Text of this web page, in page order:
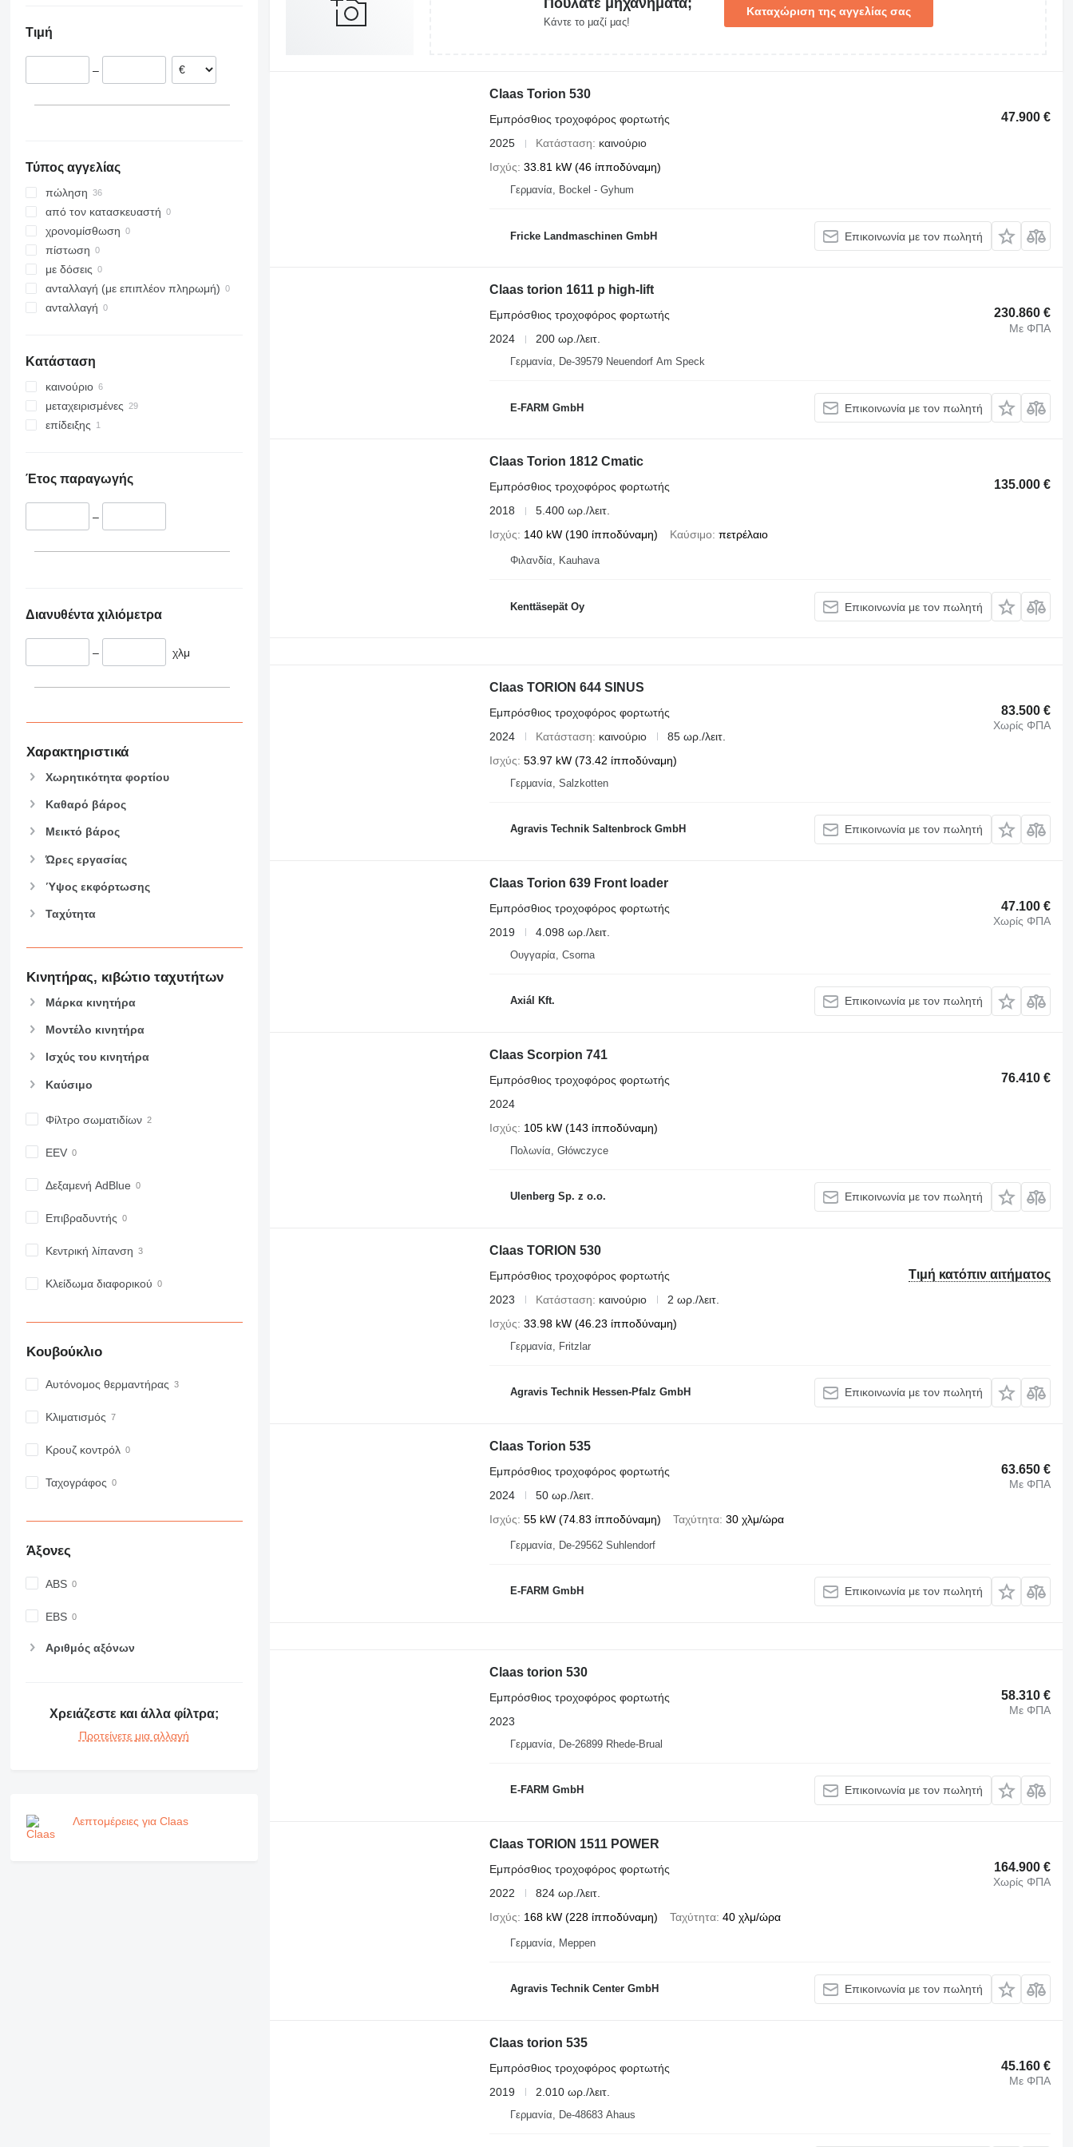
966
990
992
F-series
G-series
GC
IT
NR
Πολωνία
Αυστρία
Τιμή
–
Τύπος αγγελίας
πώληση
από τον κατασκευαστή
χρονομίσθωση
πίστωση
με δόσεις
ανταλλαγή (με επιπλέον πληρωμή)
ανταλλαγή
Κατάσταση
καινούριο
μεταχειρισμένες
επίδειξης
Έτος παραγωγής
–
Διανυθέντα χιλιόμετρα
– χλμ
Χαρακτηριστικά
Χωρητικότητα φορτίου
Καθαρό βάρος
Μεικτό βάρος
Ώρες εργασίας
Ύψος εκφόρτωσης
Ταχύτητα
Κινητήρας, κιβώτιο ταχυτήτων
Μάρκα κινητήρα
Μοντέλο κινητήρα
Ισχύς του κινητήρα
Καύσιμο
Φίλτρο σωματιδίων
EEV
Δεξαμενή AdBlue
Επιβραδυντής
Κεντρική λίπανση
Κλείδωμα διαφορικού
Κουβούκλιο
Αυτόνομος θερμαντήρας
Κλιματισμός
Κρουζ κοντρόλ
Ταχογράφος
Άξονες
ABS
EBS
Αριθμός αξόνων
Χρειάζεστε και άλλα φίλτρα;
Προτείνετε μια αλλαγή
Λεπτομέρειες για Claas
Κάντε το μαζί μας!
Καταχώριση της αγγελίας σας
Claas Torion 530
47.900 €
Εμπρόσθιος τροχοφόρος φορτωτής
2025
Κατάσταση
καινούριο
Ισχύς 33.81 kW (46 ίπποδύναμη)
Γερμανία, Bockel - Gyhum
Fricke Landmaschinen GmbH Επικοινωνία με τον πωλητή
Claas torion 1611 p high-lift
230.860 €
Με ΦΠΑ
Εμπρόσθιος τροχοφόρος φορτωτής
2024
200 ωρ./λειτ.
Γερμανία, De-39579 Neuendorf Am Speck
E-FARM GmbH Επικοινωνία με τον πωλητή
Claas Torion 1812 Cmatic
135.000 €
Εμπρόσθιος τροχοφόρος φορτωτής
2018
5.400 ωρ./λειτ.
Ισχύς
140 kW (190 ίπποδύναμη) Καύσιμο πετρέλαιο
Φιλανδία, Kauhava
Kenttäsepät Oy Επικοινωνία με τον πωλητή
Claas TORION 644 SINUS
83.500 €
Χωρίς ΦΠΑ
Εμπρόσθιος τροχοφόρος φορτωτής
2024
Κατάσταση καινούριο
85 ωρ./λειτ.
Ισχύς 53.97 kW (73.42 ίπποδύναμη)
Γερμανία, Salzkotten
Agravis Technik Saltenbrock GmbH Επικοινωνία με τον πωλητή
Claas Torion 639 Front loader
47.100 €
Χωρίς ΦΠΑ
Εμπρόσθιος τροχοφόρος φορτωτής
2019
4.098 ωρ./λειτ.
Ουγγαρία, Csorna
Axiál Kft. Επικοινωνία με τον πωλητή
Claas Scorpion 741
76.410 €
Εμπρόσθιος τροχοφόρος φορτωτής
2024
Ισχύς
105 kW (143 ίπποδύναμη)
Πολωνία, Główczyce
Ulenberg Sp. z o.o. Επικοινωνία με τον πωλητή
Claas TORION 530
Τιμή κατόπιν αιτήματος
Εμπρόσθιος τροχοφόρος φορτωτής
2023
Κατάσταση καινούριο
2 ωρ./λειτ.
Ισχύς 33.98 kW (46.23 ίπποδύναμη)
Γερμανία, Fritzlar
Agravis Technik Hessen-Pfalz GmbH Επικοινωνία με τον πωλητή
Claas Torion 535
63.650 €
Με ΦΠΑ
Εμπρόσθιος τροχοφόρος φορτωτής
2024
50 ωρ./λειτ.
Ισχύς 55 kW (74.83 ίπποδύναμη) Ταχύτητα 30 χλμ/ώρα
Γερμανία, De-29562 Suhlendorf
E-FARM GmbH Επικοινωνία με τον πωλητή
Claas torion 530
58.310 €
Με ΦΠΑ
Εμπρόσθιος τροχοφόρος φορτωτής
2023
Γερμανία, De-26899 Rhede-Brual
E-FARM GmbH Επικοινωνία με τον πωλητή
Claas TORION 1511 POWER
164.900 €
Χωρίς ΦΠΑ
Εμπρόσθιος τροχοφόρος φορτωτής
2022
824 ωρ./λειτ.
Ισχύς
168 kW (228 ίπποδύναμη) Ταχύτητα 40 χλμ/ώρα
Γερμανία, Meppen
Agravis Technik Center GmbH Επικοινωνία με τον πωλητή
Claas torion 535
45.160 €
Με ΦΠΑ
Εμπρόσθιος τροχοφόρος φορτωτής
2019
2.010 ωρ./λειτ.
Γερμανία, De-48683 Ahaus